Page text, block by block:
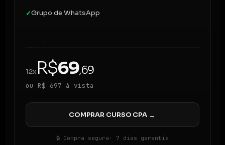
✓Grupo de WhatsApp
12x R$69,69
ou R$ 697 à vista
COMPRAR CURSO CPA →
🔒 Compra segura · 7 dias garantia